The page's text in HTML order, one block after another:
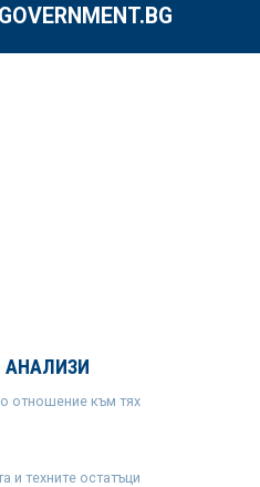
отношение към тях
и техните остатъци